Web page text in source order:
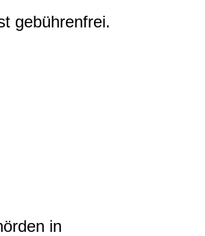
gebührenfrei.
in